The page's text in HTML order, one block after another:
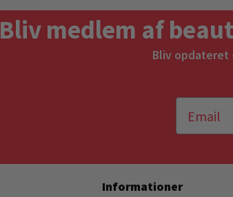
Bliv medlem af
Bliv
Informationer